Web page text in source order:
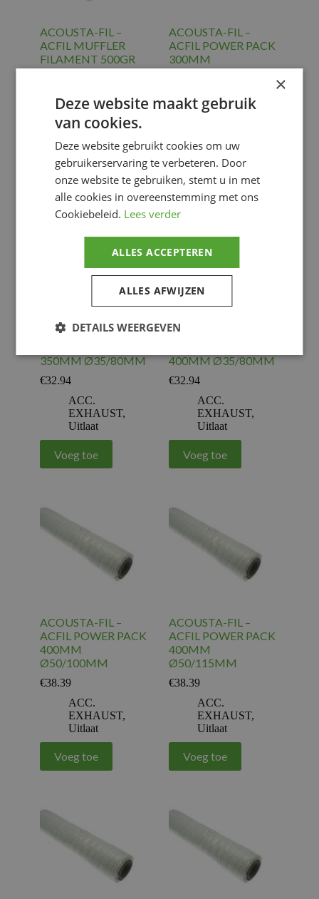
ACOUSTA-FIL –
ACFIL MUFFLER
FILAMENT 500GR
ACC.
EXHAUST,
Uitlaat
Voeg toe
ACOUSTA-FIL –
ACFIL POWER PACK
300MM
Ø55/100MM
ACC.
Voeg toe
ACOUSTA-FIL –
350MM Ø35/80MM
€32.94
ACC.
EXHAUST,
Uitlaat
Voeg toe
ACOUSTA-FIL –
400MM Ø35/80MM
€32.94
ACC.
EXHAUST,
Uitlaat
Voeg toe
ACOUSTA-FIL –
ACFIL POWER PACK
400MM
Ø50/100MM
€38.39
ACC.
EXHAUST,
Uitlaat
Voeg toe
ACOUSTA-FIL –
ACFIL POWER PACK
400MM
Ø50/115MM
€38.39
ACC.
EXHAUST,
Uitlaat
Voeg toe
×
Deze website maakt gebruik
van cookies.
Deze website gebruikt cookies om uw
gebruikerservaring te verbeteren. Door
onze website te gebruiken, stemt u in met
alle cookies in overeenstemming met ons
Cookiebeleid. Lees verder
ALLES ACCEPTEREN
ALLES AFWIJZEN
DETAILS WEERGEVEN